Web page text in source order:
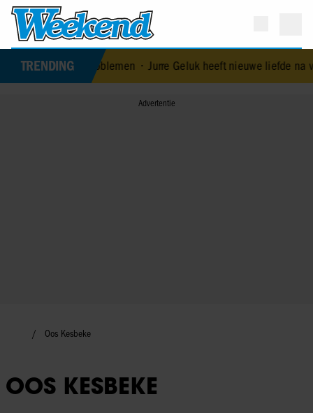
TRENDING
huwelijksproblemen•Jurre Geluk heeft nieuwe liefde na
Oos Kesbeke
OOS KESBEKE